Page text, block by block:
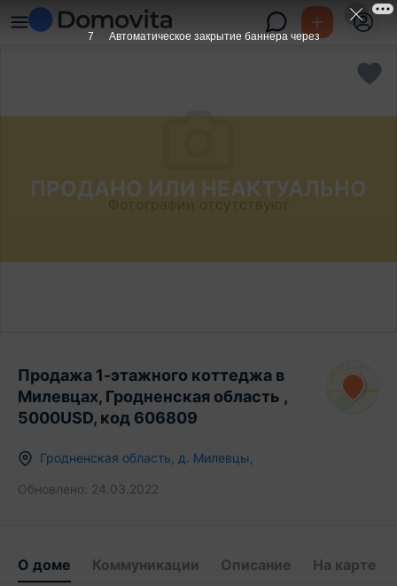
ПРОДАНО ИЛИ НЕАКТУАЛЬНО
Продажа 1-этажного коттеджа в
Милевцах, Гродненская область ,
5000USD, код 606809
Гродненская область д. Милевцы
Обновлено: 24.03.2022
О доме Коммуникации Описание На карте
7 Автоматическое закрытие баннера через